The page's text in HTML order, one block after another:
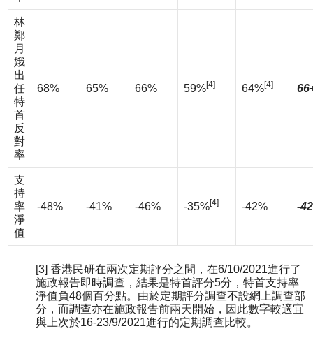
林
鄭
月
娥
出
任
特
首
反
對
率
68% 65% 66% 59%[4] 64%[4]
支
持
率
淨
值
-48% -41% -46% -35%[4] -42% -
[3] 香港民研在兩次定期評分之間，在6/10/2021進行了
施政報告即時調查，結果是特首評分5分，特首支持率
淨值負48個百分點。由於定期評分調查不設網上調查部
分，而調查亦在施政報告前兩天開始，因此數字較適宜
與上次於16-23/9/2021進行的定期調查比較。